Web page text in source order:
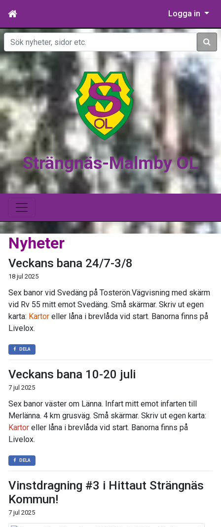
Logga in
Sök
Strängnäs-Malmby OL
Nyheter
Veckans bana 24/7-3/8
18 jul 2025
Sex banor vid Svedäng på Tosterön.Vägvisning med skärm
vid Rv 55 mitt emot Svedäng. Små skärmar. Skriv ut egen
karta: Kartor eller låna i brevlåda vid start. Banorna finns på
Livelox.
DELA
Veckans bana 10-20 juli
7 jul 2025
Sex banor väster om Länna. Infart mitt emot infarten till
Merlänna. 4 km grusväg. Små skärmar. Skriv ut egen karta:
Kartor eller låna i brevlåda vid start. Banorna finns på
Livelox.
DELA
Vinstdragning #3 i Hittaut Strängnäs
Kommun!
7 jul 2025